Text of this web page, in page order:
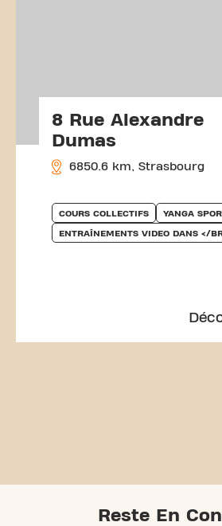
8 Rue Alexandre
Dumas
6850.6 km, Strasbourg
COURS COLLECTIFS YANGA
ENTRAÎNEMENTS VIDEO DANS </
Reste En